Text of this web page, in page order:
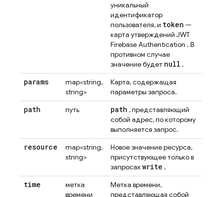
уникальный
идентификатор
пользователя, и token —
карта утверждений JWT
Firebase Authentication . В
противном случае
значение будет null .
params
map<string,
string>
Карта, содержащая
параметры запроса.
path путь path , представляющий
собой адрес, по которому
выполняется запрос.
resource
map<string,
string>
Новое значение ресурса,
присутствующее только в
запросахwrite .
time
метка
времени
Метка времени,
представляющая собой